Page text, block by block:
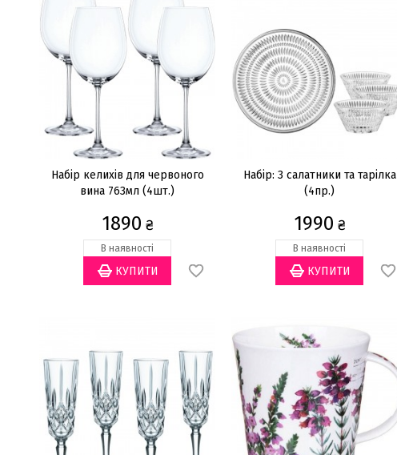
Набір келихів для червоного
вина 763мл (4шт.)
1890 ₴
В наявності
Набір: 3 салатники та тарілка
(4пр.)
1990 ₴
В наявності